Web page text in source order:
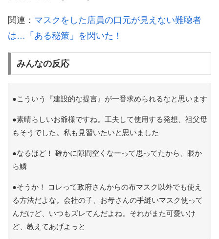
関連： マスクをした店員の口元が見えない難聴者
は…「ある秘策」を閃いた！
みんなの反応
●こういう『建設的な提言』が一番求められるなと思います
●素晴らしいお爺様ですね。工夫して使用する発想、祖父母
もそうでした。私も見習いたいと思いました
●なるほど！ 確かに隙間空くなーって思ってたから、眼か
ら鱗
●そうか！ コレって政府さんからの布マスク以外でも使え
る方法だよな。会社の子、お母さんの手縫いマスク使って
んだけど、いつもズレてんだよね。それがまた可愛いけ
ど、教えてあげよっと